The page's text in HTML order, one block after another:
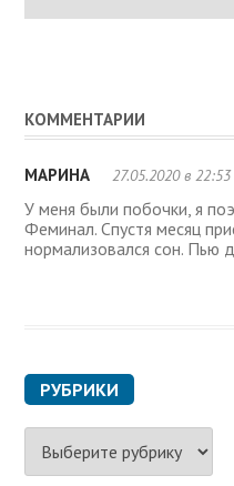
КОММЕНТАРИИ
МАРИНА 27.05.2020 в 22:53
У меня были побочки, я
Феминал. Спустя месяц
нормализовался сон. Пью
РУБРИКИ
Р
б